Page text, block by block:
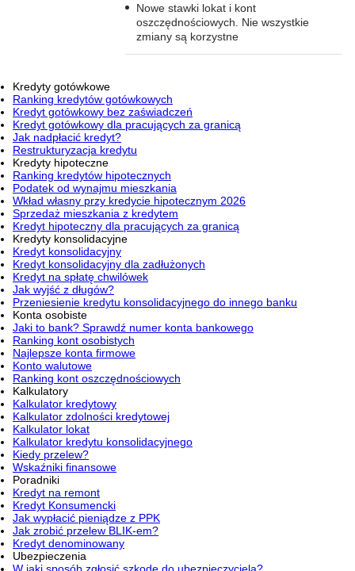
Nowe stawki lokat i kont
oszczędnościowych. Nie wszystkie
zmiany są korzystne
Kredyty gotówkowe
Ranking kredytów gotówkowych
Kredyt gotówkowy bez zaświadczeń
Kredyt gotówkowy dla pracujących za granicą
Jak nadpłacić kredyt?
Restrukturyzacja kredytu
Kredyty hipoteczne
Ranking kredytów hipotecznych
Podatek od wynajmu mieszkania
Wkład własny przy kredycie hipotecznym 2026
Sprzedaż mieszkania z kredytem
Kredyt hipoteczny dla pracujących za granicą
Kredyty konsolidacyjne
Kredyt konsolidacyjny
Kredyt konsolidacyjny dla zadłużonych
Kredyt na spłatę chwilówek
Jak wyjść z długów?
Przeniesienie kredytu konsolidacyjnego do innego banku
Konta osobiste
Jaki to bank? Sprawdź numer konta bankowego
Ranking kont osobistych
Najlepsze konta firmowe
Konto walutowe
Ranking kont oszczędnościowych
Kalkulatory
Kalkulator kredytowy
Kalkulator zdolności kredytowej
Kalkulator lokat
Kalkulator kredytu konsolidacyjnego
Kiedy przelew?
Wskaźniki finansowe
Poradniki
Kredyt na remont
Kredyt Konsumencki
Jak wypłacić pieniądze z PPK
Jak zrobić przelew BLIK-em?
Kredyt denominowany
Ubezpieczenia
W jaki sposób zgłosić szkodę do ubezpieczyciela?